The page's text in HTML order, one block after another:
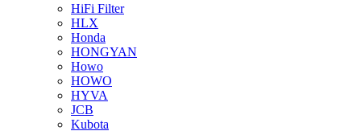
HiFi Filter
HLX
Honda
HONGYAN
Howo
HOWO
HYVA
JCB
Kubota